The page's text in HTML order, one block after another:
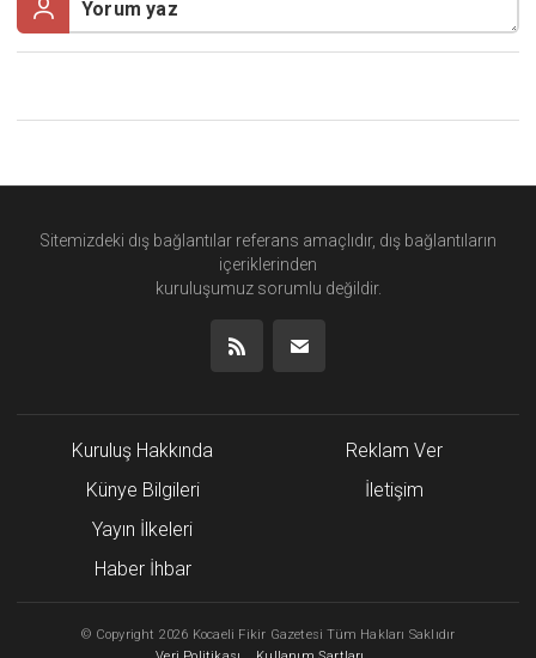
Sitemizdeki dış bağlantılar referans amaçlıdır, dış bağlantıların
içeriklerinden
kuruluşumuz sorumlu değildir.
Kuruluş Hakkında
Künye Bilgileri
Yayın İlkeleri
Haber İhbar
Reklam Ver
İletişim
© Copyright 2026 Kocaeli Fikir Gazetesi Tüm Hakları Saklıdır